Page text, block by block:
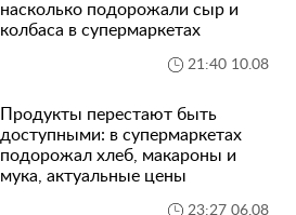
насколько подорожали сыр и
колбаса в супермаркетах
21:40 10.08
Продукты перестают быть
доступными: в супермаркетах
подорожал хлеб, макароны и
мука, актуальные цены
23:27 06.08